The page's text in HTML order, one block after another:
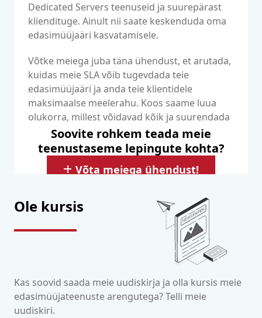
Dedicated Servers teenuseid ja suurepärast
kliendituge. Ainult nii saate keskenduda oma
edasimüüjaäri kasvatamisele.
Võtke meiega juba täna ühendust, et arutada,
kuidas meie SLA võib tugevdada teie
edasimüüjaäri ja anda teie klientidele
maksimaalse meelerahu. Koos saame luua
olukorra, millest võidavad kõik ja suurendada
teie edu Dedicated Serversi edasimüüjana.
Soovite rohkem teada meie
teenustaseme lepingute kohta?
Võta meiega ühendust!
Ole kursis
Kas soovid saada meie uudiskirja ja olla kursis meie
edasimüüjateenuste arengutega? Telli meie
uudiskiri.